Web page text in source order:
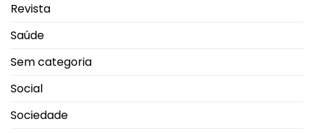
Revista
Saúde
Sem categoria
Social
Sociedade